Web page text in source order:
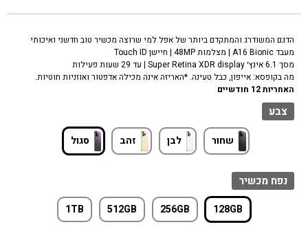
הדגם המשודרג והמתקדם ביותר של אפל למי שרוצה מכשיר טוב חדשני ואיכותי
מעבד A16 Bionic | מצלמות 48MP | חיישן Touch ID
מסך 6.1 אינץ׳ Super Retina XDR display | עד 29 שעות פעילות
מה בקופסא: אייפון, כבל טעינה. *האריזה אינה מכילה אדפטור ואוזניות חוטיות.
האחריות 12 חודשיים
צבע
שחור לבן זהב סגול
נפח מכשיר
128GB
256GB
512GB
1TB